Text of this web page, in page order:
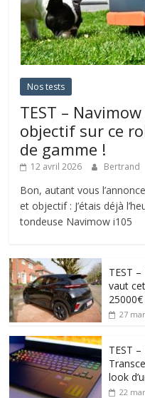
Nos tests
TEST –
objectif sur ce
de gamme !
12 avril 2026 Bertrand
Bon, autant vous
et objectif : J’étais déjà
tondeuse Navimow i105
TEST
vaut
25000€
27
TEST
look
22